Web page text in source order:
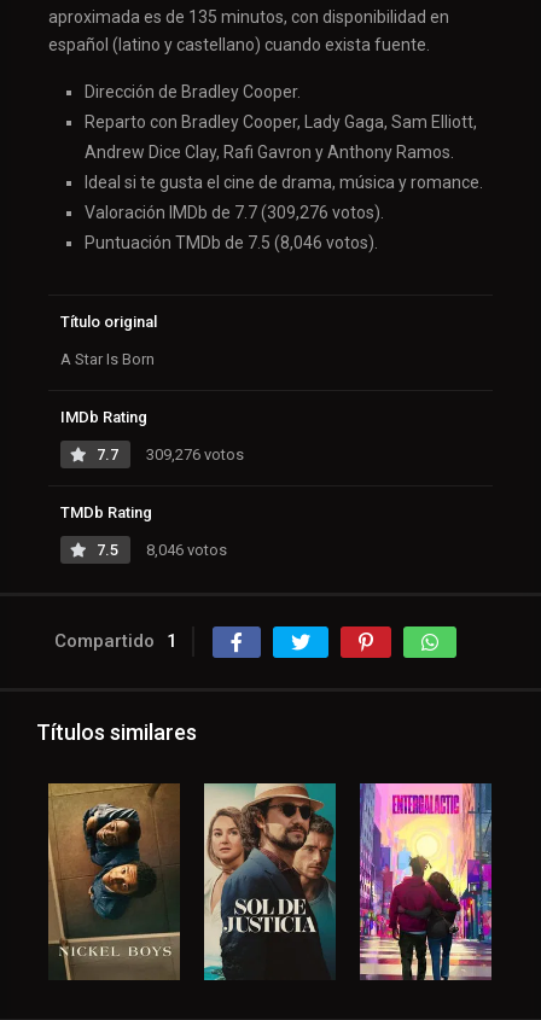
aproximada es de 135 minutos, con disponibilidad en
español (latino y castellano) cuando exista fuente.
Dirección de Bradley Cooper.
Reparto con Bradley Cooper, Lady Gaga, Sam Elliott,
Andrew Dice Clay, Rafi Gavron y Anthony Ramos.
Ideal si te gusta el cine de drama, música y romance.
Valoración IMDb de 7.7 (309,276 votos).
Puntuación TMDb de 7.5 (8,046 votos).
Título original
A Star Is Born
IMDb Rating
7.7 309,276 votos
TMDb Rating
7.5 8,046 votos
Compartido 1
Títulos similares